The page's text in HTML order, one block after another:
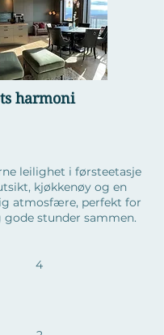
harmoni
leilighet i førsteetasje
kjøkkenøy og en
atmosfære, perfekt for
gode stunder sammen.
4